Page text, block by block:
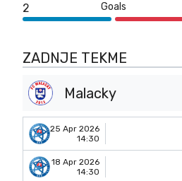
2 Goals
ZADNJE TEKME
Malacky
25 Apr 2026
14:30
18 Apr 2026
14:30